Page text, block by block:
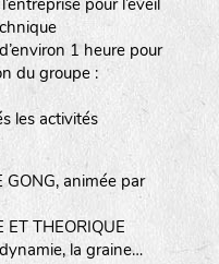
pour l’éveil
1 heure pour
du groupe :
les activités
GONG, animée par
ET THEORIQUE
la graine…